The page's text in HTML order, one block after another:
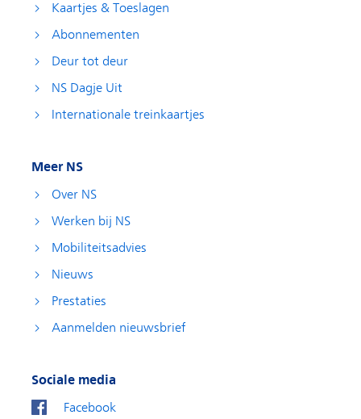
Kaartjes & Toeslagen
Abonnementen
Deur tot deur
NS Dagje Uit
Internationale treinkaartjes
Meer NS
Over NS
Werken bij NS
Mobiliteitsadvies
Nieuws
Prestaties
Aanmelden nieuwsbrief
Sociale media
Facebook